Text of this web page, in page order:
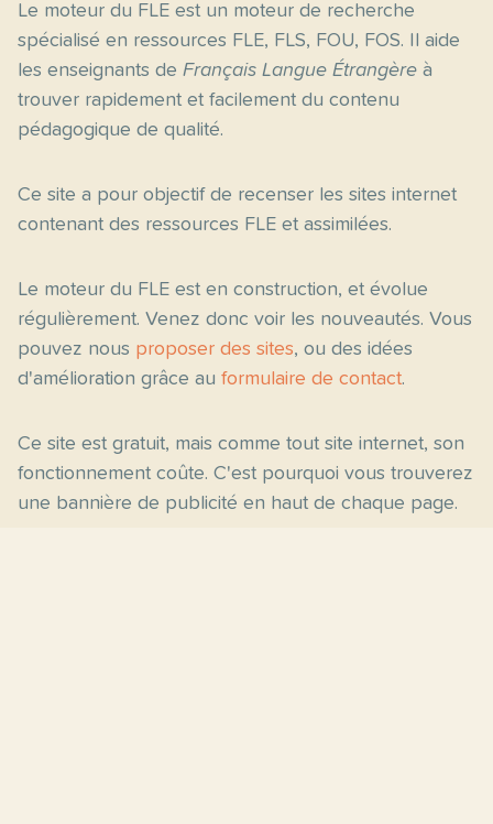
Le moteur du FLE est un moteur de recherche
spécialisé en ressources FLE, FLS, FOU, FOS. Il aide
les enseignants de Français Langue Étrangère à
trouver rapidement et facilement du contenu
pédagogique de qualité.
Ce site a pour objectif de recenser les sites internet
contenant des ressources FLE et assimilées.
Le moteur du FLE est en construction, et évolue
régulièrement. Venez donc voir les nouveautés. Vous
pouvez nous proposer des sites, ou des idées
d'amélioration grâce au formulaire de contact.
Ce site est gratuit, mais comme tout site internet, son
fonctionnement coûte. C'est pourquoi vous trouverez
une bannière de publicité en haut de chaque page.